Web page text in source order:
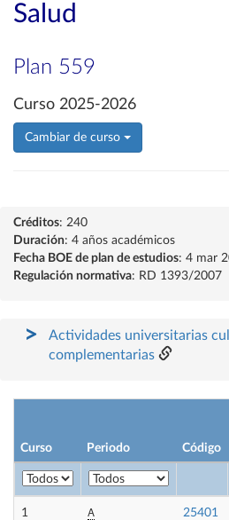
Salud
Plan 559
Curso 2025-2026
Cambiar de curso
Créditos: 240
Duración: 4 años académicos
Fecha BOE de plan de estudios: 4 mar
Regulación normativa: RD 1393/2007
Actividades universitarias
complementarias
Curso Periodo Código
1 A 25401